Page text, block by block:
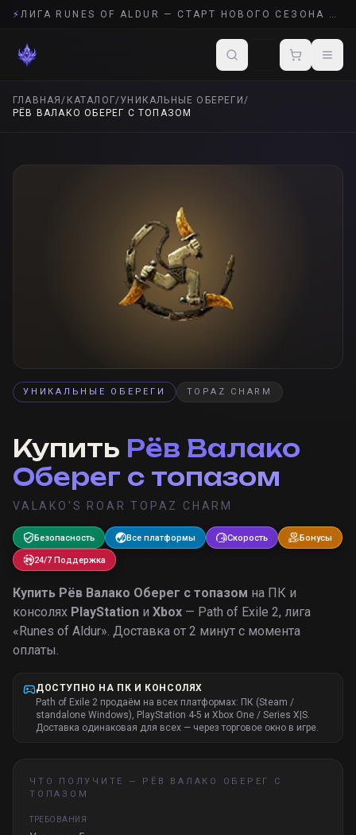
⚡ ЛИГА RUNES OF ALDUR — СТАРТ НОВОГО СЕЗОНА POE 2
ГЛАВНАЯ/ КАТАЛОГ/УНИКАЛЬНЫЕ ОБЕРЕГИ /
РЁВ ВАЛАКО ОБЕРЕГ С ТОПАЗОМ
УНИКАЛЬНЫЕ ОБЕРЕГИ TOPAZ CHARM
Купить Рёв Валако
Оберег с топазом
VALAKO'S ROAR TOPAZ CHARM
Безопасность Все платформы Скорость Бонусы
24/7 Поддержка
Купить Рёв Валако Оберег с топазом на ПК и
консолях PlayStation и Xbox — Path of Exile 2, лига
«Runes of Aldur». Доставка от 2 минут с момента
оплаты.
ДОСТУПНО НА ПК И КОНСОЛЯХ
Path of Exile 2 продаём на всех платформах: ПК (Steam /
standalone Windows), PlayStation 4-5 и Xbox One / Series X|S.
Доставка одинаковая для всех — через торговое окно в игре.
ЧТО ПОЛУЧИТЕ — РЁВ ВАЛАКО ОБЕРЕГ С
ТОПАЗОМ
ТРЕБОВАНИЯ